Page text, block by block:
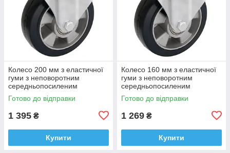
Колесо 200 мм з еластичної
гуми з неповоротним
середньопосиленим
кронштейном (500 кг)
Готово до відправки
1 395 ₴
Купити
Колесо 160 мм з еластичної
гуми з неповоротним
середньопосиленим
кронштейном (400 кг)
Готово до відправки
1 269 ₴
Купити